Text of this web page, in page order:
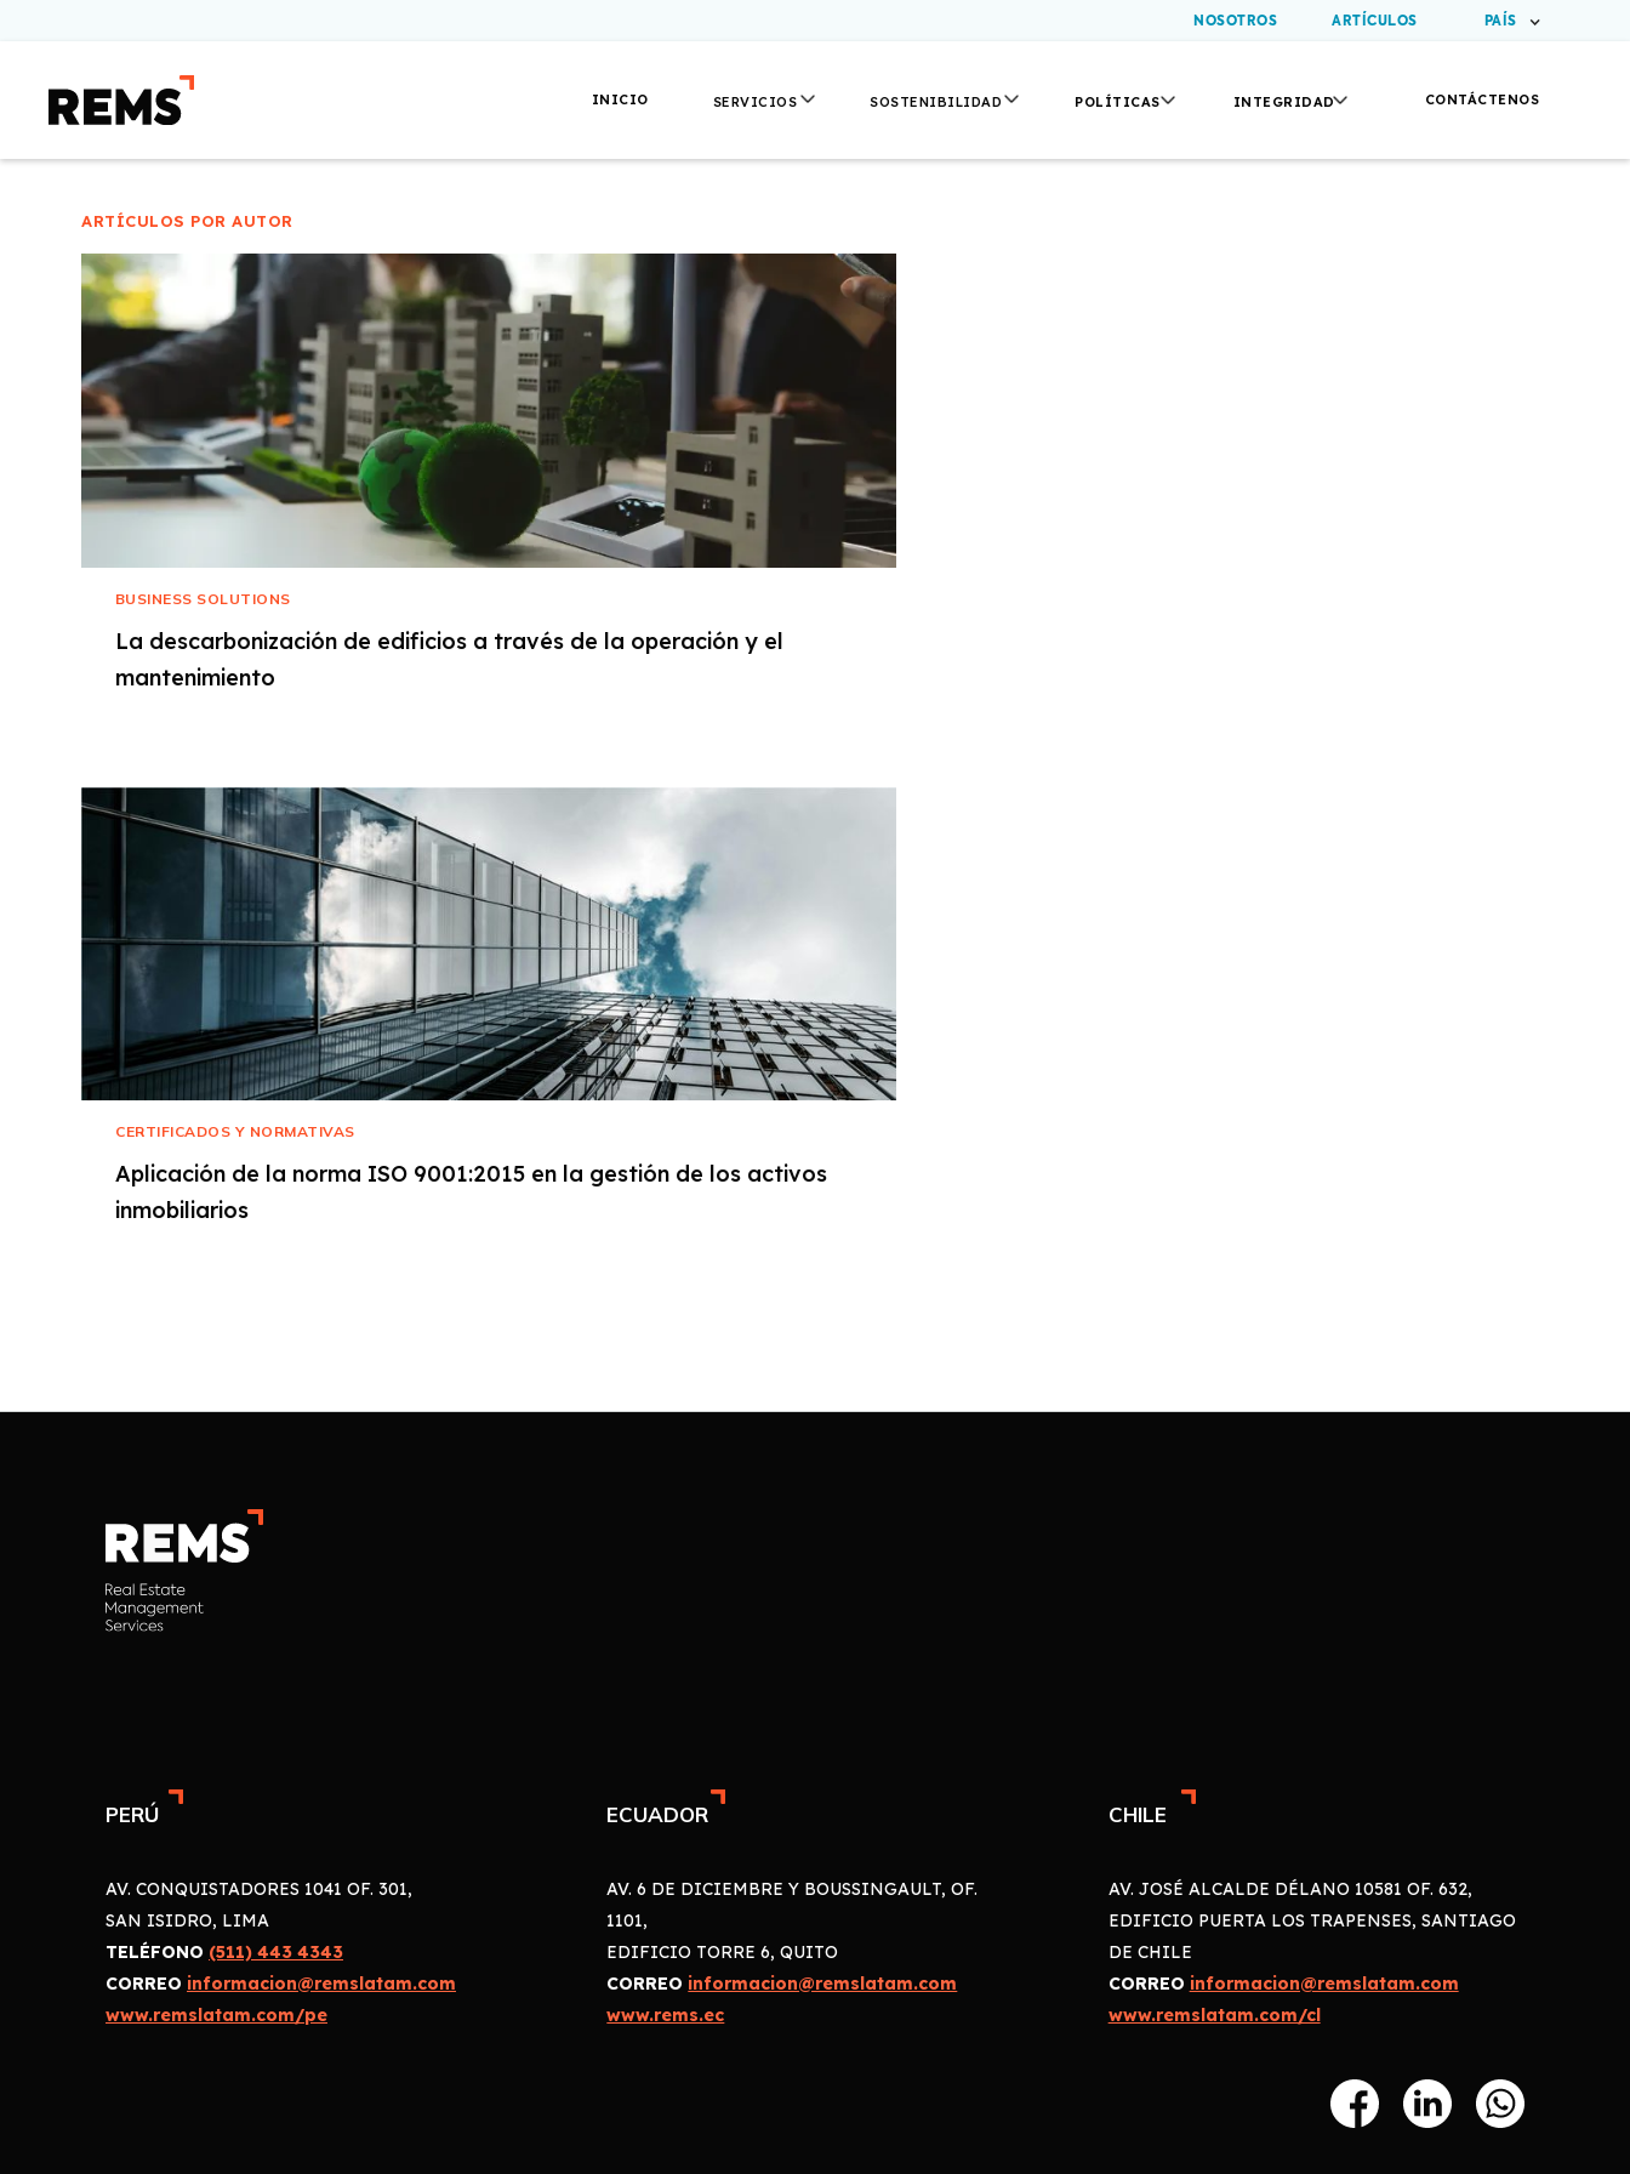
NOSOTROS ARTÍCULOS PAÍS
INICIO SERVICIOS SOSTENIBILIDAD POLÍTICAS INTEGRIDAD CONTÁCTENOS
ARTÍCULOS POR AUTOR
BUSINESS SOLUTIONS
La descarbonización de edificios a través de la operación y el
mantenimiento
CERTIFICADOS Y NORMATIVAS
Aplicación de la norma ISO 9001:2015 en la gestión de los activos
inmobiliarios
PERÚ
AV. CONQUISTADORES 1041 OF. 301,
SAN ISIDRO, LIMA
TELÉFONO (511) 443 4343
CORREO informacion@remslatam.com
www.remslatam.com/pe
ECUADOR
AV. 6 DE DICIEMBRE Y BOUSSINGAULT, OF.
1101,
EDIFICIO TORRE 6, QUITO
CORREO informacion@remslatam.com
www.rems.ec
CHILE
AV. JOSÉ ALCALDE DÉLANO 10581 OF. 632,
EDIFICIO PUERTA LOS TRAPENSES, SANTIAGO
DE CHILE
CORREO informacion@remslatam.com
www.remslatam.com/cl